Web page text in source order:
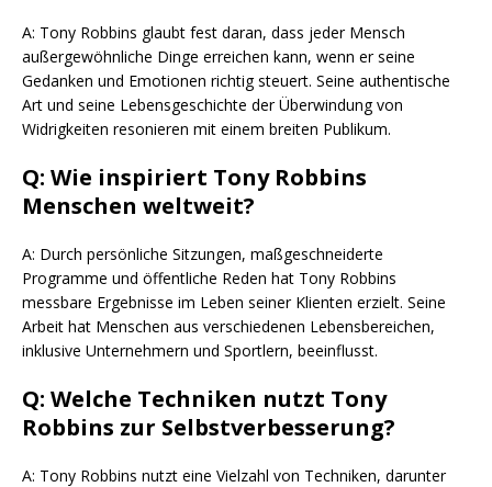
A: Tony Robbins glaubt fest daran, dass jeder Mensch
außergewöhnliche Dinge erreichen kann, wenn er seine
Gedanken und Emotionen richtig steuert. Seine authentische
Art und seine Lebensgeschichte der Überwindung von
Widrigkeiten resonieren mit einem breiten Publikum.
Q: Wie inspiriert Tony Robbins
Menschen weltweit?
A: Durch persönliche Sitzungen, maßgeschneiderte
Programme und öffentliche Reden hat Tony Robbins
messbare Ergebnisse im Leben seiner Klienten erzielt. Seine
Arbeit hat Menschen aus verschiedenen Lebensbereichen,
inklusive Unternehmern und Sportlern, beeinflusst.
Q: Welche Techniken nutzt Tony
Robbins zur Selbstverbesserung?
A: Tony Robbins nutzt eine Vielzahl von Techniken, darunter